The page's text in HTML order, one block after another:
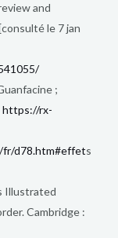
and
le 7 jan
;
https://rx-
fr/d78.htm#effets
Illustrated
Cambridge :